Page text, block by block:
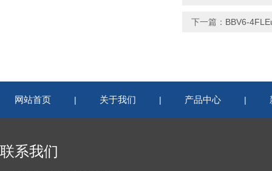
下一篇： BBV6-
网站首页 | 关于我们 | 产品中心 |
联系我们